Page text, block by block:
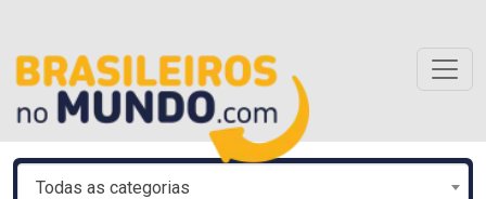
Todas as categorias